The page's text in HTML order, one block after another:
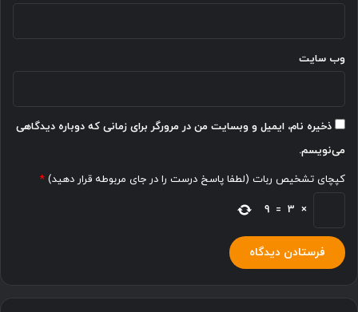
وب‌ سایت
ذخیره نام، ایمیل و وبسایت من در مرورگر برای زمانی که دوباره دیدگاهی
می‌نویسم.
کپچای تشخیص ربات (لطفا پاسخ درست را در جای مربوطه قرار دهید) *
×
3
=
9